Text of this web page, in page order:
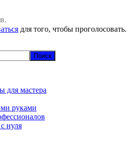
для того, чтобы проголосовать.
Поиск
для мастера
руками
нуля